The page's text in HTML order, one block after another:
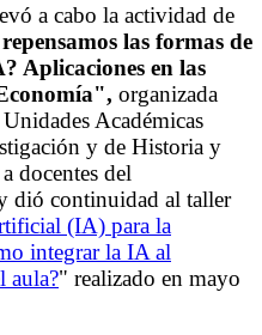
a cabo la actividad de
las formas de
Aplicaciones en las
organizada
Académicas
y de Historia y
docentes del
dió continuidad al taller
(IA) para la
integrar la IA al
aula?" realizado en mayo